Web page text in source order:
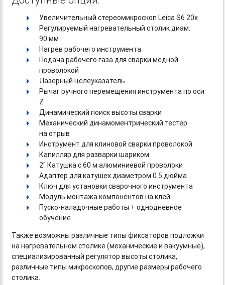
Увеличительный стереомикроскоп Leica S6 20x
Регулируемый нагревательный столик диам.
90 мм
Нагрев рабочего инструмента
Подача рабочего газа для сварки медной
проволокой
Лазерный целеуказатель
Рычаг ручного перемещения инструмента по оси
Z
Динамический поиск высоты сварки
Механический динамоментрический тестер
на отрыв
Инструмент для клиновой сварки проволокой
Капилляр для разварки шариком
2" Катушка с 60 м алюминиевой проволоки
Адаптер для катушек диаметром 0.5 дюйма
Ключ для установки сварочного инструмента
Модуль монтажа компонентов на клей
Пуско-наладочные работы + однодневное
обучение
Также возможны различные типы фиксаторов подложки
на нагревательном столике (механические и вакуумные),
специализированный регулятор высоты столика,
различные типы микроскопов, другие размеры рабочего
столика.